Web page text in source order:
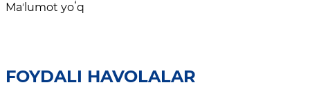
Maʼlumot yoʻq
FOYDALI HAVOLALAR